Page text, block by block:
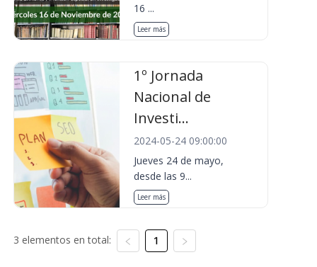
16 ...
Leer más
1º Jornada
Nacional de
Investi...
2024-05-24 09:00:00
Jueves 24 de mayo,
desde las 9...
Leer más
3 elementos en total: 1